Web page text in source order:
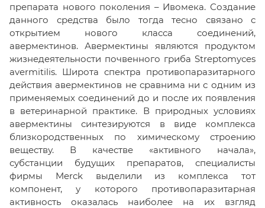
препарата нового поколения – Ивомека. Создание
данного средства было тогда тесно связано с
открытием нового класса соединений,
авермектинов. Авермектины являются продуктом
жизнедеятельности почвенного гриба Streptomyces
avermitilis. Широта спектра противопаразитарного
действия авермектинов не сравнима ни с одним из
применяемых соединений до и после их появления
в ветеринарной практике. В природных условиях
авермектины синтезируются в виде комплекса
близкородственных по химическому строению
веществу. В качестве «активного начала»,
субстанции будущих препаратов, специалисты
фирмы Merck выделили из комплекса тот
компонент, у которого противопаразитарная
активность оказалась наиболее на их взгляд